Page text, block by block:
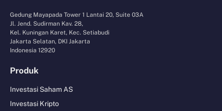
Gedung Mayapada Tower 1 Lantai 20, Suite 03A
Jl. Jend. Sudirman Kav. 28,
Kel. Kuningan Karet, Kec. Setiabudi
Jakarta Selatan, DKI Jakarta
Indonesia 12920
Produk
Investasi Saham AS
Investasi Kripto